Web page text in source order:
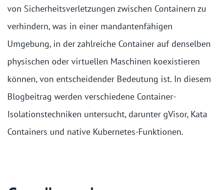
von Sicherheitsverletzungen zwischen Containern zu
verhindern, was in einer mandantenfähigen
Umgebung, in der zahlreiche Container auf denselben
physischen oder virtuellen Maschinen koexistieren
können, von entscheidender Bedeutung ist. In diesem
Blogbeitrag werden verschiedene Container-
Isolationstechniken untersucht, darunter gVisor, Kata
Containers und native Kubernetes-Funktionen.